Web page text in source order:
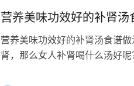
营养美味功效好的补肾汤
营养美味功效好的补肾汤食谱
肾，那么女人补肾喝什么汤好